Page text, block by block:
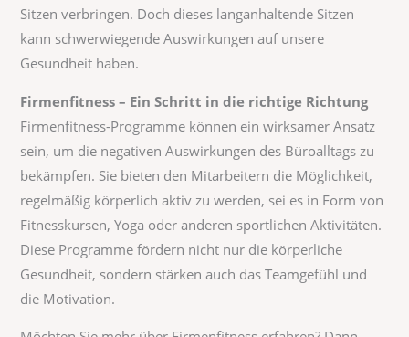
Sitzen verbringen. Doch dieses langanhaltende Sitzen
kann schwerwiegende Auswirkungen auf unsere
Gesundheit haben.
Firmenfitness – Ein Schritt in die richtige Richtung
Firmenfitness-Programme können ein wirksamer Ansatz
sein, um die negativen Auswirkungen des Büroalltags zu
bekämpfen. Sie bieten den Mitarbeitern die Möglichkeit,
regelmäßig körperlich aktiv zu werden, sei es in Form von
Fitnesskursen, Yoga oder anderen sportlichen Aktivitäten.
Diese Programme fördern nicht nur die körperliche
Gesundheit, sondern stärken auch das Teamgefühl und
die Motivation.